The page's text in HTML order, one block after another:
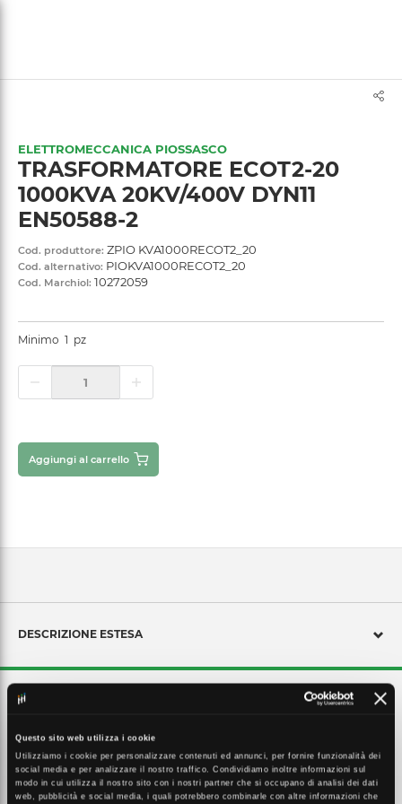
Questo sito web utilizza i cookie
Utilizziamo i cookie per personalizzare contenuti ed annunci, per fornire funzionalità dei
social media e per analizzare il nostro traffico. Condividiamo inoltre informazioni sul
modo in cui utilizza il nostro sito con i nostri partner che si occupano di analisi dei dati
web, pubblicità e social media, i quali potrebbero combinarle con altre informazioni che
ELETTROMECCANICA PIOSSASCO
TRASFORMATORE ECOT2-20
1000KVA 20KV/400V DYN11
EN50588-2
Cod. produttore: ZPIO KVA1000RECOT2_20
Cod. alternativo: PIOKVA1000RECOT2_20
Cod. Marchiol: 10272059
Minimo 1 pz
Aggiungi al carrello
DESCRIZIONE ESTESA
La nostra gamma di trasformatori a secco comprende potenze da
a terra e box di protezione.